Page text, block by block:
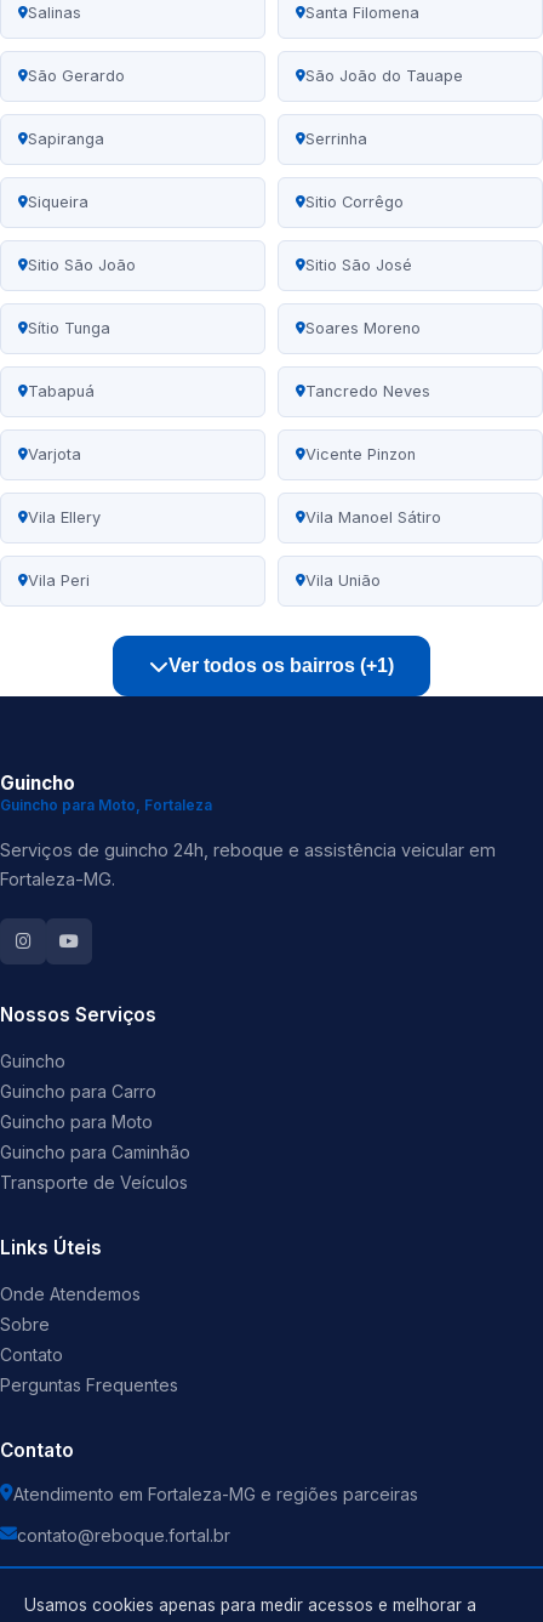
Salinas Santa Filomena
São Gerardo São João do Tauape
Sapiranga Serrinha
Siqueira Sitio Corrêgo
Sitio São João Sitio São José
Sítio Tunga Soares Moreno
Tabapuá Tancredo Neves
Varjota Vicente Pinzon
Vila Ellery Vila Manoel Sátiro
Vila Peri Vila União
Ver todos os bairros (+1)
Guincho
Guincho para Moto, Fortaleza
Serviços de guincho 24h, reboque e assistência veicular em
Fortaleza-MG.
Nossos Serviços
Guincho
Guincho para Carro
Guincho para Moto
Guincho para Caminhão
Transporte de Veículos
Links Úteis
Onde Atendemos
Sobre
Contato
Perguntas Frequentes
Contato
Atendimento em Fortaleza-MG e regiões parceiras
contato@reboque.fortal.br
Usamos cookies apenas para medir acessos e melhorar a